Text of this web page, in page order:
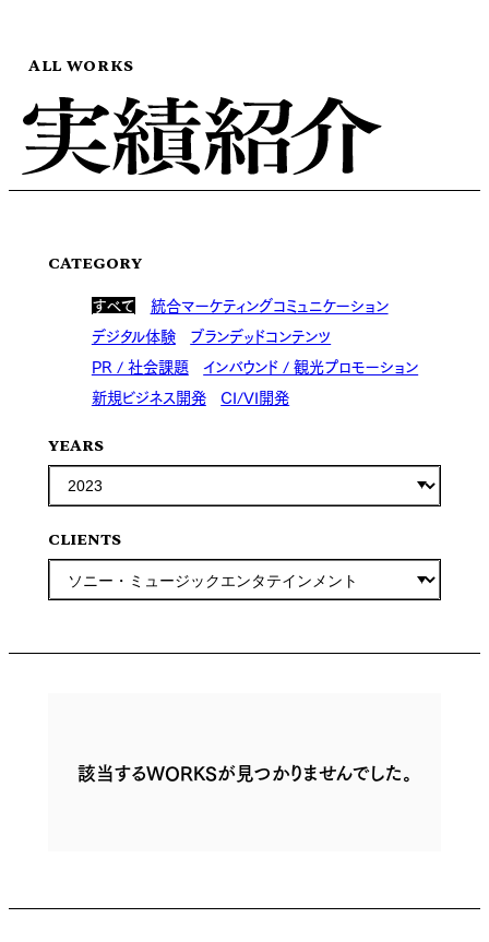
ALL WORKS
CATEGORY
すべて
統合マーケティングコミュニケーション
デジタル体験
ブランデッドコンテンツ
PR / 社会課題 インバウンド / 観光プロモーション
新規ビジネス開発 CI/VI開発
YEARS
CLIENTS
該当するWORKSが見つかりませんでした。